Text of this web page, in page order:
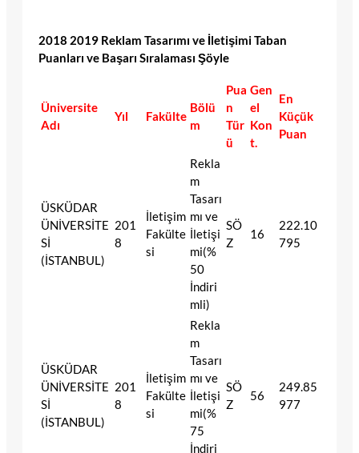
2018 2019 Reklam Tasarımı ve İletişimi Taban
Puanları ve Başarı Sıralaması Şöyle
Üniversite
Adı
Yıl Fakülte
Bölü
m
Pua
n
Tür
ü
Gen
el
Kon
t.
En
Küçük
Puan
ÜSKÜDAR
ÜNİVERSİTE
Sİ
(İSTANBUL)
201
8
İletişim
Fakülte
si
Rekla
m
Tasarı
mı ve
İletişi
mi(%
50
İndiri
mli)
SÖ
Z
16
222.10
795
ÜSKÜDAR
ÜNİVERSİTE
Sİ
(İSTANBUL)
201
8
İletişim
Fakülte
si
Rekla
m
Tasarı
mı ve
İletişi
mi(%
75
İndiri
SÖ
Z
56
249.85
977